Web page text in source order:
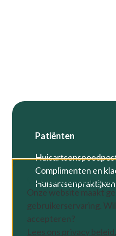
Cookie instellingen
Onze website maakt
gebruikerservaring.
accepteren?
Lees ons privacy beleid.
Footer
Patiënten
Complimenten en
Huisartsenpraktijken